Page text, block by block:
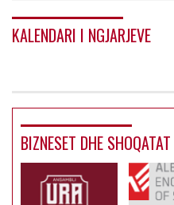
KALENDARI I NGJARJEVE
BIZNESET DHE SHOQATAT